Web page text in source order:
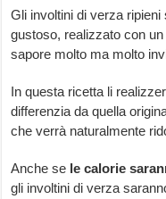
Gli involtini di verza
gustoso, realizzato con un
sapore molto ma molto
In questa ricetta li
differenzia da quella
che verrà naturalmente
Anche se le calorie
gli involtini di verza